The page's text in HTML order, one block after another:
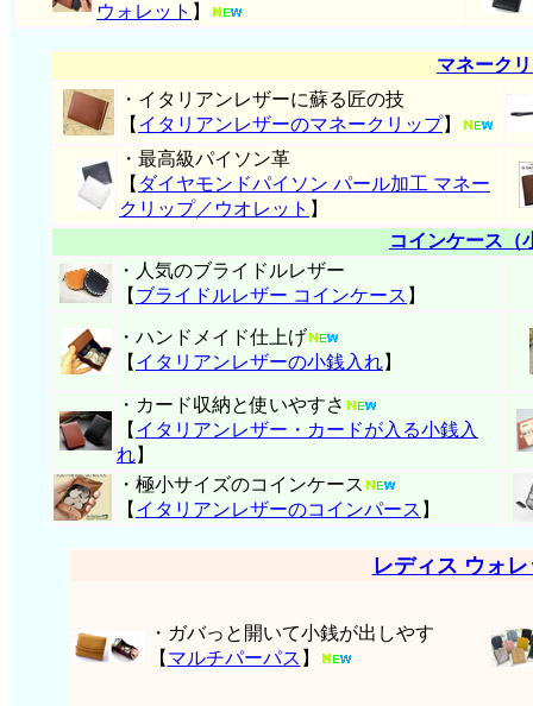
ウォレット 】
マネーク
・イタリアンレザーに蘇る匠の技
【 イタリアンレザーのマネークリップ】
・最高級パイソン革
【 ダイヤモンドパイソン パール加工 マネー
クリップ／ウオレット 】
コインケース（
・人気のブライドルレザー
【 ブライドルレザー コインケース 】
・ハンドメイド仕上げ
【 イタリアンレザーの小銭入れ】
・カード収納と使いやすさ
【 イタリアンレザー・ カードが入る小銭入
れ】
・極小サイズのコインケース
【 イタリアンレザーのコインパース 】
レディス ウォ
・ガバっと開いて小銭が出しやす
【 マルチパーパス 】